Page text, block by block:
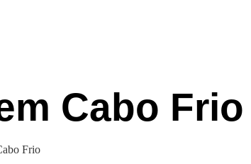
Cabo Frio